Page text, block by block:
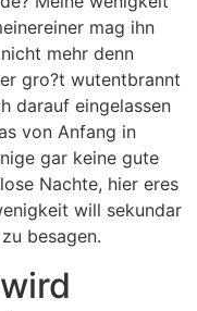
mag ihn
mehr denn
gro?t wutentbrannt
darauf eingelassen
von Anfang in
gar keine gute
Nachte, hier eres
will sekundar
besagen.